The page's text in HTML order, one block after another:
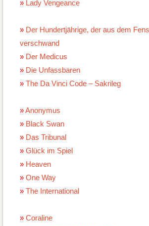
Lady Vengeance
Der Hundertjährige, der aus dem
verschwand
Der Medicus
Die Unfassbaren
The Da Vinci Code – Sakrileg
Anonymus
Black Swan
Das Tribunal
Glück im Spiel
Heaven
One Way
The International
Coraline